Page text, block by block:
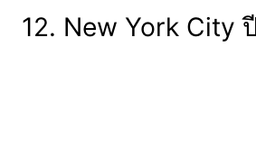
12. New York City